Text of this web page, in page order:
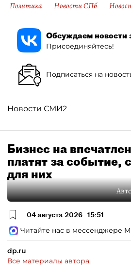
Политика
Новости СПб
Обсуждаем новости
Присоединяйтесь!
Подписаться на
Новости СМИ2
Бизнес на
платят за событие,
для них
04 августа 2026 15:51
Читайте нас в мессенджере
dp.ru
Все материалы автора